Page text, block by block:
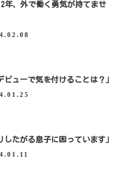
年、外で働く勇気が持てませ
ビューで気を付けることは？」
したがる息子に困っています」